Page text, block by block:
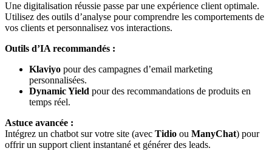
Une digitalisation réussie passe par une expérience client optimale.
Utilisez des outils d’analyse pour comprendre les comportements de
vos clients et personnalisez vos interactions.
Outils d’IA recommandés :
Klaviyo pour des campagnes d’email marketing
personnalisées.
Dynamic Yield pour des recommandations de produits en
temps réel.
Astuce avancée :
Intégrez un chatbot sur votre site (avec Tidio ou ManyChat) pour
offrir un support client instantané et générer des leads.